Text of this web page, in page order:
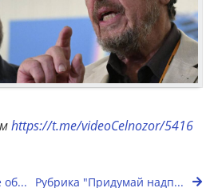
https://t.me/videoCelnozor/5416
об... Рубрика "Придумай надп...